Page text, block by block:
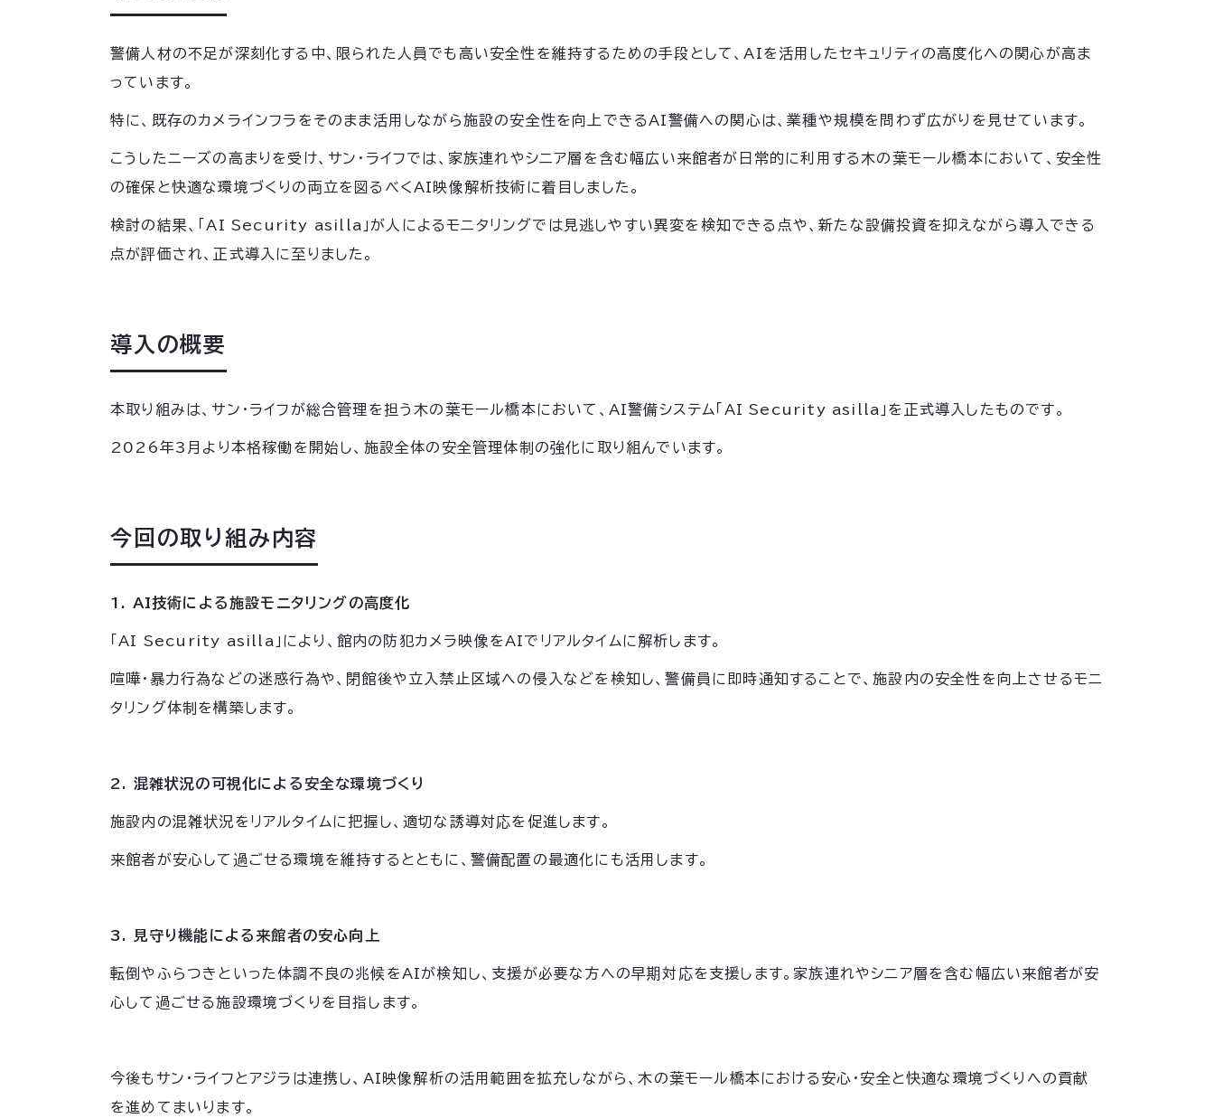
警備人材の不足が深刻化する中、限られた人員でも高い安全性を維持するための手段として、AIを活用したセキュリティの高度化への関心が高ま
っています。
特に、既存のカメラインフラをそのまま活用しながら施設の安全性を向上できるAI警備への関心は、業種や規模を問わず広がりを見せています。
こうしたニーズの高まりを受け、サン・ライフでは、家族連れやシニア層を含む幅広い来館者が日常的に利用する木の葉モール橋本において、安全性
の確保と快適な環境づくりの両立を図るべくAI映像解析技術に着目しました。
検討の結果、「AI Security asilla」が人によるモニタリングでは見逃しやすい異変を検知できる点や、新たな設備投資を抑えながら導入できる
点が評価され、正式導入に至りました。
導入の概要
本取り組みは、サン・ライフが総合管理を担う木の葉モール橋本において、AI警備システム「AI Security asilla」を正式導入したものです。
2026年3月より本格稼働を開始し、施設全体の安全管理体制の強化に取り組んでいます。
今回の取り組み内容
1. AI技術による施設モニタリングの高度化
「AI Security asilla」により、館内の防犯カメラ映像をAIでリアルタイムに解析します。
喧嘩・暴力行為などの迷惑行為や、閉館後や立入禁止区域への侵入などを検知し、警備員に即時通知することで、施設内の安全性を向上させるモニ
タリング体制を構築します。
2. 混雑状況の可視化による安全な環境づくり
施設内の混雑状況をリアルタイムに把握し、適切な誘導対応を促進します。
来館者が安心して過ごせる環境を維持するとともに、警備配置の最適化にも活用します。
3. 見守り機能による来館者の安心向上
転倒やふらつきといった体調不良の兆候をAIが検知し、支援が必要な方への早期対応を支援します。家族連れやシニア層を含む幅広い来館者が安
心して過ごせる施設環境づくりを目指します。
今後もサン・ライフとアジラは連携し、AI映像解析の活用範囲を拡充しながら、木の葉モール橋本における安心・安全と快適な環境づくりへの貢献
を進めてまいります。